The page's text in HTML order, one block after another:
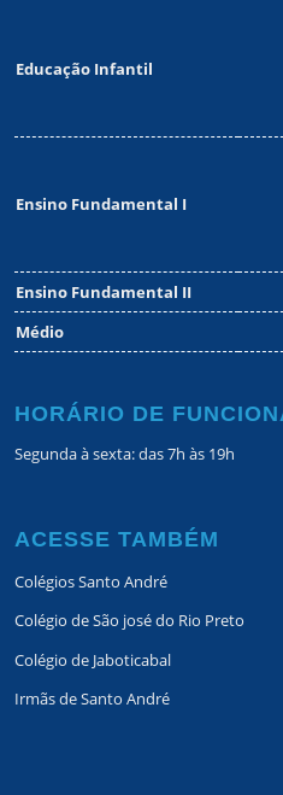
Educação Infantil
Ensino Fundamental I
Ensino Fundamental II
Médio
HORÁRIO DE
Segunda à sexta: das 7h às 19h
ACESSE TAMBÉM
Colégios Santo André
Colégio de São josé do Rio Preto
Colégio de Jaboticabal
Irmãs de Santo André